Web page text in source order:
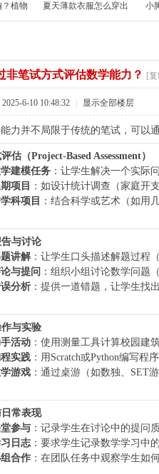
植物 夏天薄款衣服怎么穿出 小
非笔试方式评估数学能力？ [
6-10 10:48:32 显示全部楼层
力并不局限于传统的笔试，可以
估（Project-Based Assessment）
建模任务 ：让学生解决一个实际
项目 ：如设计统计调查（家庭开
科项目 ：结合科学或艺术（如用
与讨论
讲解：让学生口头描述解题过程
与提问 ：组织小组讨论数学问题
分析 ：提供一道错题，让学生找
与实验
活动 ：使用测量工具计算校园建
实践 ：用Scratch或Python编写
游戏 ：通过桌游（如数独、SET
常表现
参与 ：记录学生在讨论中的提问
日志：要求学生记录数学学习中
合作 ：在团队任务中观察学生如